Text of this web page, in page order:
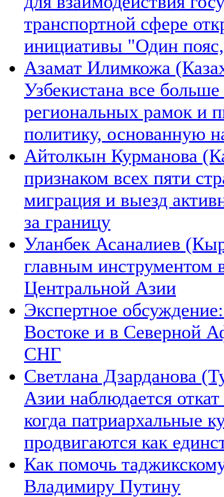
транспортной сфере
инициативы "Один
Азамат Илимкожа
Узбекистана все
региональных рамок и
политику, основанную
Айтолкын Курманова
признаком всех пяти
миграция и выезд
за границу
Уланбек Асаналиев
главным инструментом
Центральной Азии
Экспертное
Востоке и в Северной
СНГ
Светлана Дзарданова
Азии наблюдается
когда патриархальные
продвигаются как
Как помочь
Владимиру Путину